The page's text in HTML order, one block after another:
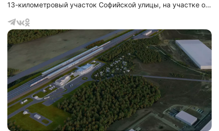
13-километровый участок Софийской улицы, на участке от
шоссе.